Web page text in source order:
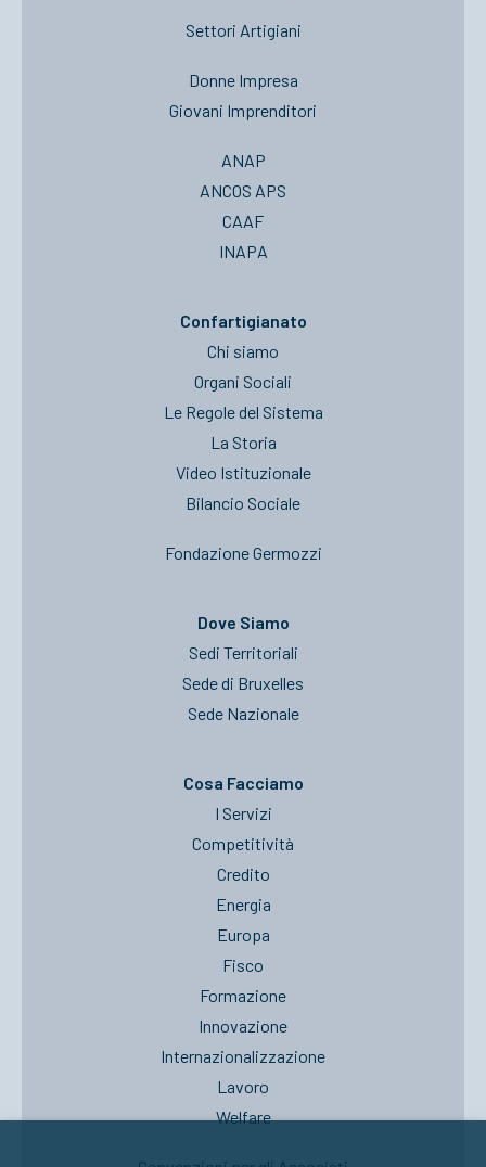
Settori Artigiani
Donne Impresa
Giovani Imprenditori
ANAP
ANCOS APS
CAAF
INAPA
Confartigianato
Chi siamo
Organi Sociali
Le Regole del Sistema
La Storia
Video Istituzionale
Bilancio Sociale
Fondazione Germozzi
Dove Siamo
Sedi Territoriali
Sede di Bruxelles
Sede Nazionale
Cosa Facciamo
I Servizi
Competitività
Credito
Energia
Europa
Fisco
Formazione
Innovazione
Internazionalizzazione
Lavoro
Welfare